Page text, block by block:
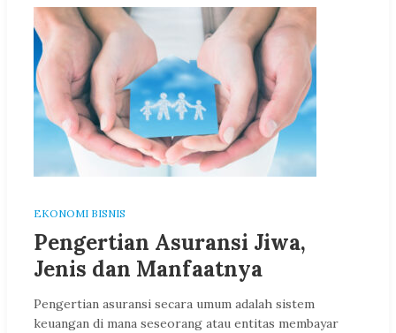
EKONOMI BISNIS
Pengertian Asuransi Jiwa,
Jenis dan Manfaatnya
Pengertian asuransi secara umum adalah sistem
keuangan di mana seseorang atau entitas membayar